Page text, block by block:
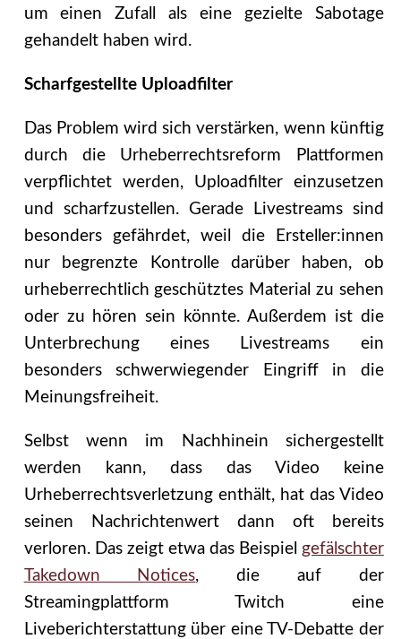
um einen Zufall als eine gezielte Sabotage
gehandelt haben wird.
Scharfgestellte Uploadfilter
Das Problem wird sich verstärken, wenn künftig
durch die Urheberrechtsreform Plattformen
verpflichtet werden, Uploadfilter einzusetzen
und scharfzustellen. Gerade Livestreams sind
besonders gefährdet, weil die Ersteller:innen
nur begrenzte Kontrolle darüber haben, ob
urheberrechtlich geschütztes Material zu sehen
oder zu hören sein könnte. Außerdem ist die
Unterbrechung eines Livestreams ein
besonders schwerwiegender Eingriff in die
Meinungsfreiheit.
Selbst wenn im Nachhinein sichergestellt
werden kann, dass das Video keine
Urheberrechtsverletzung enthält, hat das Video
seinen Nachrichtenwert dann oft bereits
verloren. Das zeigt etwa das Beispiel gefälschter
Takedown Notices, die auf der
Streamingplattform Twitch eine
Liveberichterstattung über eine TV-Debatte der